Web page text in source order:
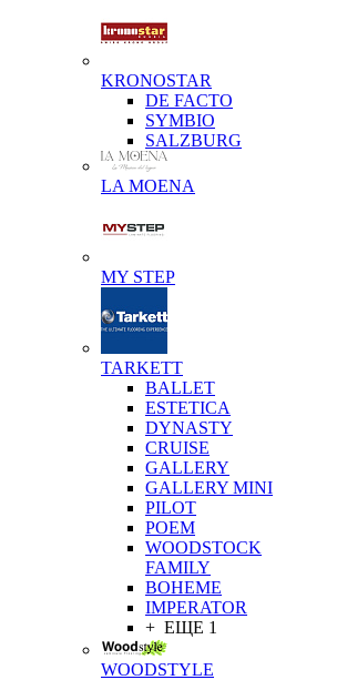
KRONOSTAR
DE FACTO
SYMBIO
SALZBURG
LA MOENA
MY STEP
TARKETT
BALLET
ESTETICA
DYNASTY
CRUISE
GALLERY
GALLERY MINI
PILOT
POEM
WOODSTOCK
FAMILY
BOHEME
IMPERATOR
+ ЕЩЕ 1
WOODSTYLE